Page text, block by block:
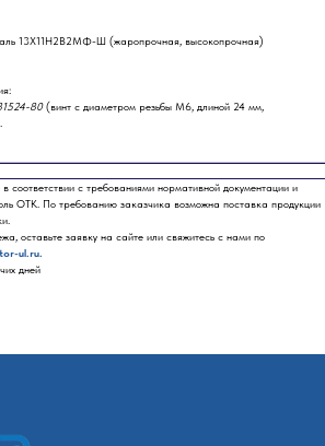
13Х11Н2В2МФ-Ш (жаропрочная, высокопрочная)
80(винт с диаметром резьбы М6, длиной 24 мм,
соответствии с требованиями нормативной документации и
ОТК. По требованию заказчика возможна поставка продукции
оставьте заявку на сайте или свяжитесь с нами по
ul.ru.
дней